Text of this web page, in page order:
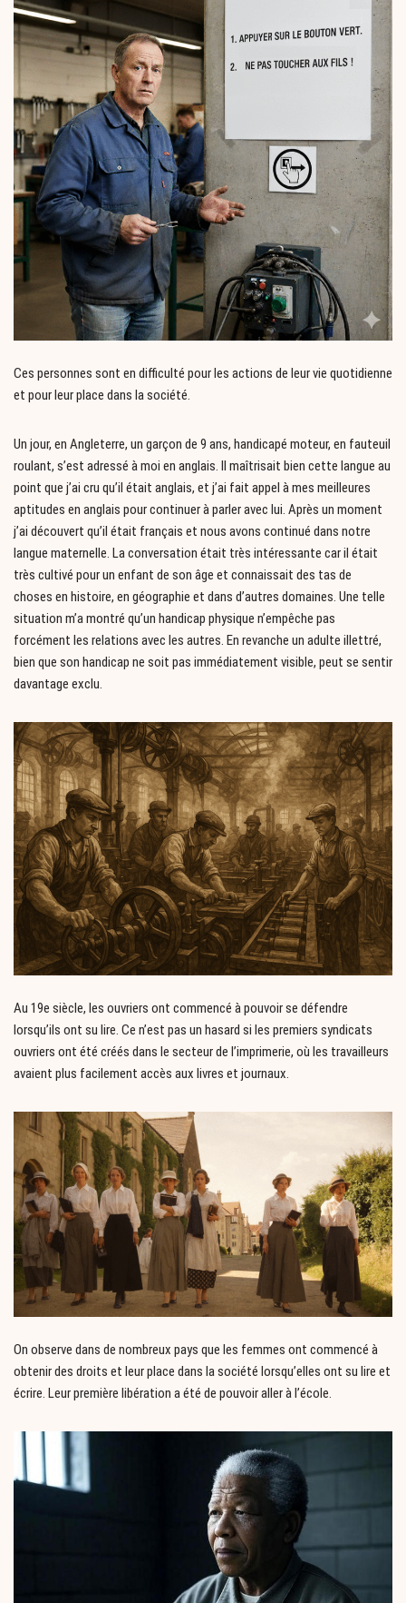
Ces personnes sont en difficulté pour les actions de leur vie quotidienne
et pour leur place dans la société.
Un jour, en Angleterre, un garçon de 9 ans, handicapé moteur, en fauteuil
roulant, s’est adressé à moi en anglais. Il maîtrisait bien cette langue au
point que j’ai cru qu’il était anglais, et j’ai fait appel à mes meilleures
aptitudes en anglais pour continuer à parler avec lui. Après un moment
j’ai découvert qu’il était français et nous avons continué dans notre
langue maternelle. La conversation était très intéressante car il était
très cultivé pour un enfant de son âge et connaissait des tas de
choses en histoire, en géographie et dans d’autres domaines. Une telle
situation m’a montré qu’un handicap physique n’empêche pas
forcément les relations avec les autres. En revanche un adulte illettré,
bien que son handicap ne soit pas immédiatement visible, peut se sentir
davantage exclu.
Au 19e siècle, les ouvriers ont commencé à pouvoir se défendre
lorsqu’ils ont su lire. Ce n’est pas un hasard si les premiers syndicats
ouvriers ont été créés dans le secteur de l’imprimerie, où les travailleurs
avaient plus facilement accès aux livres et journaux.
On observe dans de nombreux pays que les femmes ont commencé à
obtenir des droits et leur place dans la société lorsqu’elles ont su lire et
écrire. Leur première libération a été de pouvoir aller à l’école.